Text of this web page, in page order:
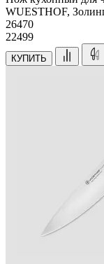
WUESTHOF,
26470
22499
КУПИТЬ